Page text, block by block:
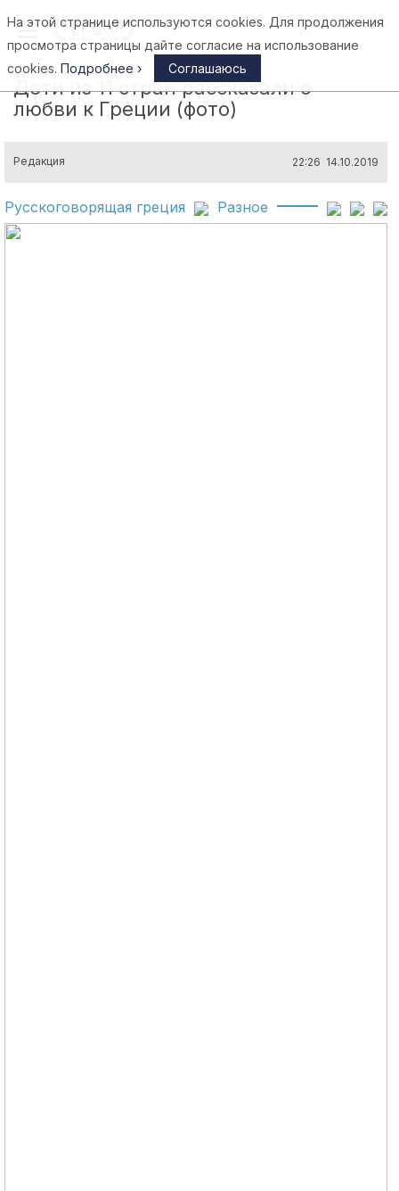
Афины
Дети из 11 стран рассказали о
любви к Греции (фото)
Редакция 22:26 14.10.2019
Русскоговорящая греция Разное
На этой странице используются cookies. Для продолжения
просмотра страницы дайте согласие на использование
cookies. Подробнее › Соглашаюсь